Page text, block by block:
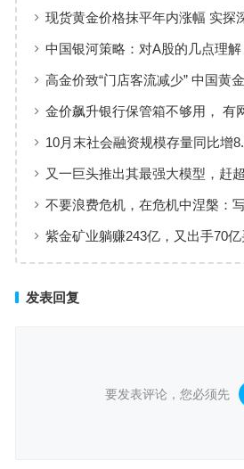
100%有奖
现货黄金价格抹平年内涨幅 实探
暖，有投资者趁机抄底
中国银河策略：对A股的几点理
过节？
高金价致“门店客流减少” 中国黄
金价飙升银行保管箱不够用， 有
10月末社会融资规模存量同比增
位、资金供给充裕
又一巨头推出其最强大模型，赶
不要浪费危机，在危机中涅槃：
的一个月后
紫金矿业躺赚243亿，又出手70
发表回复
要发表评论，您必须先